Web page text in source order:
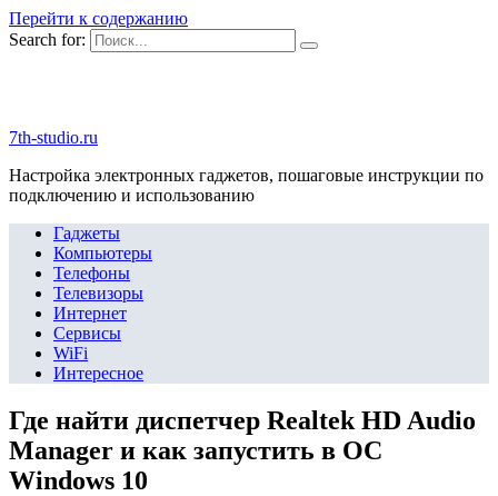
Перейти к содержанию
Search for:
7th-studio.ru
Настройка электронных гаджетов, пошаговые инструкции по
подключению и использованию
Гаджеты
Компьютеры
Телефоны
Телевизоры
Интернет
Сервисы
WiFi
Интересное
Где найти диспетчер Realtek HD Audio
Manager и как запустить в ОС
Windows 10